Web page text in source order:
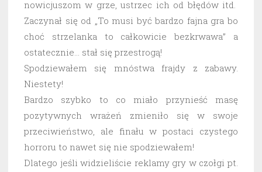
nowicjuszom w grze, ustrzec ich od błędów itd.
Zaczynał się od „To musi być bardzo fajna gra bo
choć strzelanka to całkowicie bezkrwawa” a
ostatecznie… stał się przestrogą!
Spodziewałem się mnóstwa frajdy z zabawy.
Niestety!
Bardzo szybko to co miało przynieść masę
pozytywnych wrażeń zmieniło się w swoje
przeciwieństwo, ale finału w postaci czystego
horroru to nawet się nie spodziewałem!
Dlatego jeśli widzieliście reklamy gry w czołgi pt.